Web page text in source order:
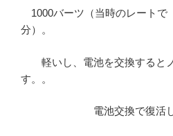
1000バーツ（当時のレート
分）。
軽いし、電池を交換すると
す。。
電池交換で復活しま